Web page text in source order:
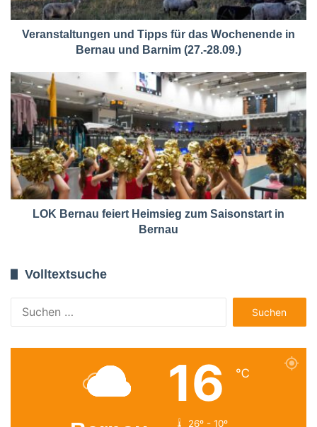
Veranstaltungen und Tipps für das Wochenende in
Bernau und Barnim (27.-28.09.)
LOK Bernau feiert Heimsieg zum Saisonstart in
Bernau
Volltextsuche
nach:
16 ℃
26º - 10º